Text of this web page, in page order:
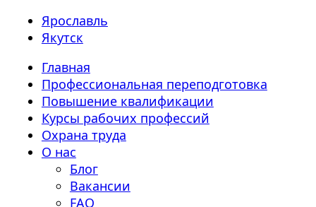
Ярославль
Якутск
Главная
Профессиональная переподготовка
Повышение квалификации
Курсы рабочих профессий
Охрана труда
О нас
Блог
Вакансии
FAQ